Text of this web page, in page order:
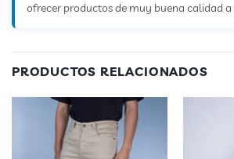
ofrecer productos de muy buena calidad a
PRODUCTOS RELACIONADOS